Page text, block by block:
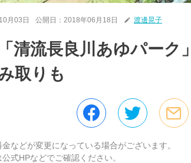
月03日 公開日： 2018年06月18日 渡邊晃子
清流長良川あゆパー
取りも
などが変更になっている場合がございます。
式HPなどでご確認ください。